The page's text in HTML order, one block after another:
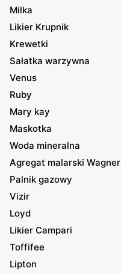
Milka
Likier Krupnik
Krewetki
Sałatka warzywna
Venus
Ruby
Mary kay
Maskotka
Woda mineralna
Agregat malarski Wagner
Palnik gazowy
Vizir
Loyd
Likier Campari
Toffifee
Lipton